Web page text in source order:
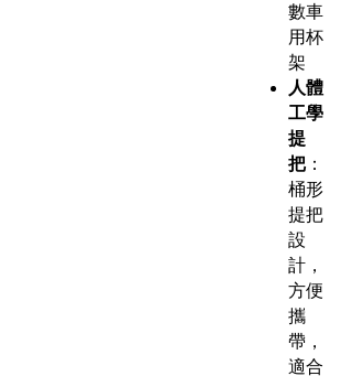
數車
用杯
架
人體
工學
提
把 ：
桶形
提把
設
計，
方便
攜
帶，
適合